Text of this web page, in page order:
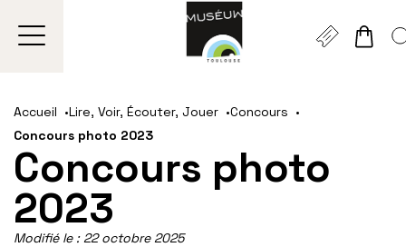
Gestion de vos préférences sur les cookies
contenu
principal
la
navigation
la
pied
page
Accueil Lire, Voir, Écouter, Jouer
Concours
Concours photo 2023
Concours photo
2023
Modifié le :22 octobre 2025